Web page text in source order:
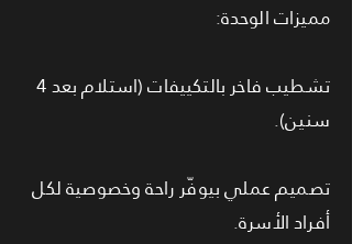
مميزات الوحدة:
تشطيب فاخر بالتكييفات (استلام بعد 4
سنين).
تصميم عملي بيوفّر راحة وخصوصية لكل
أفراد الأسرة.